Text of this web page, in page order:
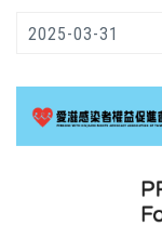
2025-03-31